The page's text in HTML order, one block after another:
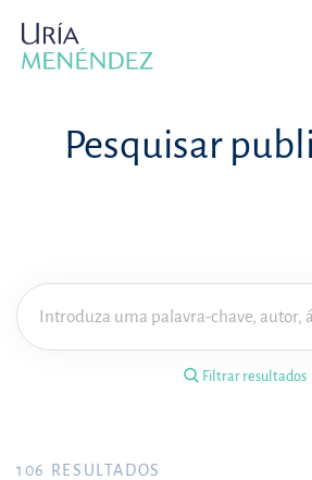
Pesquisar
Filtrar resultados
Filtrar resultados
Área de prática
106 RESULTADOS